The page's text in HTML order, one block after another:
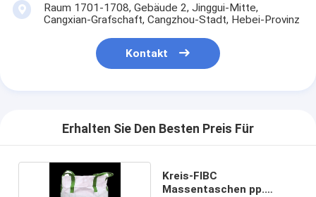
Raum 1701-1708, Gebäude 2, Jinggui-Mitte,
Cangxian-Grafschaft, Cangzhou-Stadt, Hebei-Provinz
Kontakt
Erhalten Sie Den Besten Preis Für
Kreis-FIBC
Massentaschen pp.